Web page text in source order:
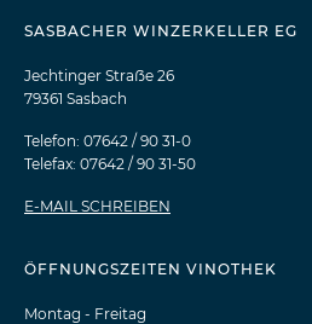
SASBACHER WINZERKELLER EG
Jechtinger Straẞe 26
79361 Sasbach
Telefon: 07642 / 90 31-0
Telefax: 07642 / 90 31-50
E-MAIL SCHREIBEN
ÖFFNUNGSZEITEN VINOTHEK
Montag - Freitag